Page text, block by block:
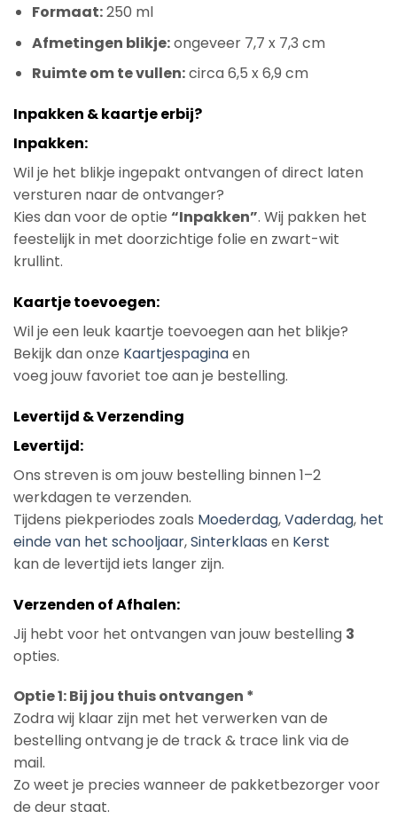
Formaat:250 ml
Afmetingen blikje:ongeveer 7,7 x 7,3 cm
Ruimte om te vullen:circa 6,5 x 6,9 cm
Inpakken & kaartje erbij?
Inpakken:
Wil je het blikje ingepakt ontvangen of direct laten
versturen naar de ontvanger?
Kies dan voor de optie “Inpakken”. Wij pakken het
feestelijk in met doorzichtige folie en zwart-wit
krullint.
Kaartje toevoegen:
Wil je een leuk kaartje toevoegen aan het blikje?
Bekijk dan onze Kaartjespaginaen
voeg jouw favoriet toe aan je bestelling.
Levertijd & Verzending
Levertijd:
Ons streven is om jouw bestelling binnen 1–2
werkdagen te verzenden.
Tijdens piekperiodes zoals Moederdag,Vaderdag, het
einde van het schooljaar,Sinterklaas en Kerst
kan de levertijd iets langer zijn.
Verzenden of Afhalen:
Jij hebt voor het ontvangen van jouw bestelling 3
opties.
Optie 1: Bij jou thuis ontvangen *
Zodra wij klaar zijn met het verwerken van de
bestelling ontvang je de track & trace link via de
mail.
Zo weet je precies wanneer de pakketbezorger voor
de deur staat.